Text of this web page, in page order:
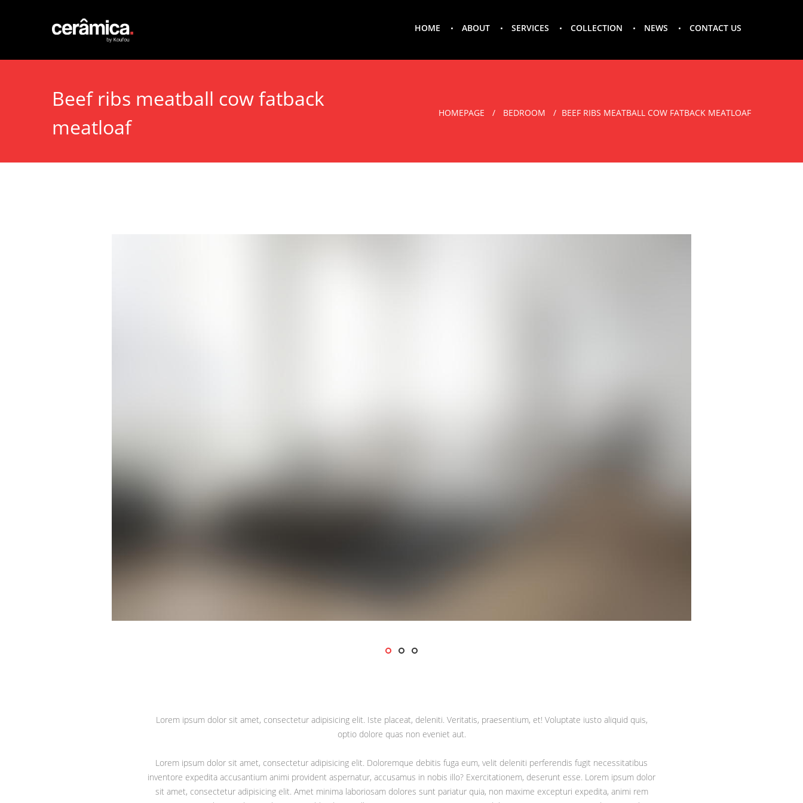
HOME ABOUT SERVICES COLLECTION NEWS CONTACT US
Beef ribs meatball cow fatback
meatloaf
HOMEPAGE BEDROOM BEEF RIBS MEATBALL COW FATBACK MEATLOAF
Lorem ipsum dolor sit amet, consectetur adipisicing elit. Iste placeat, deleniti. Veritatis, praesentium, et! Voluptate iusto aliquid quis,
optio dolore quas non eveniet aut.
Lorem ipsum dolor sit amet, consectetur adipisicing elit. Doloremque debitis fuga eum, velit deleniti perferendis fugit necessitatibus
inventore expedita accusantium animi provident aspernatur, accusamus in nobis illo? Exercitationem, deserunt esse. Lorem ipsum dolor
sit amet, consectetur adipisicing elit. Amet minima laboriosam dolores sunt pariatur quia, non maxime excepturi expedita, animi rem